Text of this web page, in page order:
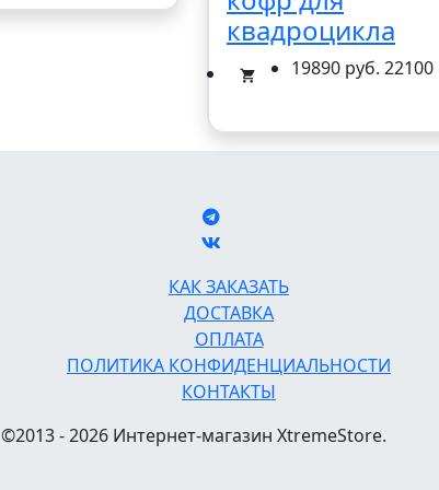
квадроцикла
19890 руб. 22100
КАК ЗАКАЗАТЬ
ДОСТАВКА
ОПЛАТА
ПОЛИТИКА КОНФИДЕНЦИАЛЬНОСТИ
КОНТАКТЫ
©2013 - 2026 Интернет-магазин XtremeStore.